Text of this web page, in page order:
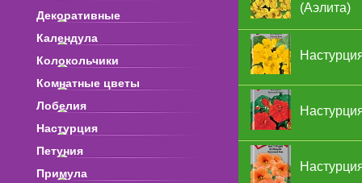
Декоративные
Календула
Колокольчики
Комнатные цветы
Лобелия
Настурция
Петуния
Примула
(Аэлита)